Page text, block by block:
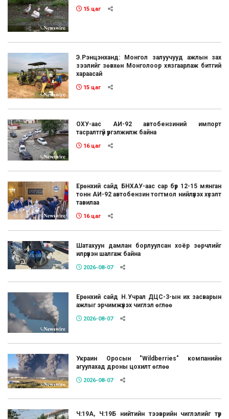
15 цаг
Э.Рэнцэнханд: Монгол залуучууд ажлын зах
зээлийг зөвхөн Монголоор хязгаарлаж битгий
хараасай
15 цаг
ОХУ-аас АИ-92 автобензиний импорт
тасралтгүй үргэлжилж байна
16 цаг
Ерөнхий сайд БНХАУ-аас сар бүр 12-15 мянган
тонн АИ-92 автобензин тогтмол нийлүүлэх хүсэлт
тавилаа
16 цаг
Шатахуун дамлан борлуулсан хоёр зөрчлийг
илрүүлэн шалгаж байна
2026-08-07
Ерөнхий сайд Н.Учрал ДЦС-3-ын их засварын
ажлыг эрчимжүүлэх чиглэл өглөө
2026-08-07
Украин Оросын "Wildberries" компанийн
агуулахад дроны цохилт өглөө
2026-08-07
Ч:19А, Ч:19Б нийтийн тээврийн чиглэлийг түр